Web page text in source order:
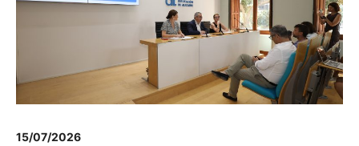
15/07/2026